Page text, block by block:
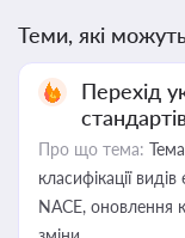
Теми, які
Перехід
Про що тема:
класифікації
NACE, оновлення